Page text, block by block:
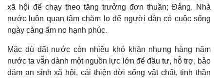
xã hội để chạy theo tăng trưởng đơn thuần; Đảng, Nhà
nước luôn quan tâm chăm lo để người dân có cuộc sống
ngày càng ấm no hạnh phúc.
Mặc dù đất nước còn nhiều khó khăn nhưng hàng năm
nước ta vẫn dành một nguồn lực lớn để đầu tư, hỗ trợ, bảo
đảm an sinh xã hội, cải thiện đời sống vật chất, tinh thần